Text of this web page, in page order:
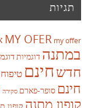
תגיות
MY OFER my offer
במתנה דוגמיות
חדשחינם טיפוח
חינם סופר-פארם סקירה
קופון מתנה